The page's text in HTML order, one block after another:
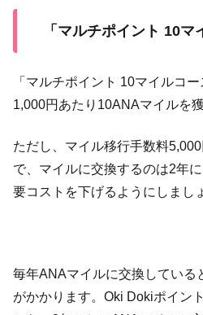
「マルチポイント 10マ
「マルチポイント 10マイルコ
1,000円あたり10ANAマイルを
ただし、マイル移行手数料
で、マイルに交換するのは2年
要コストを下げるようにしまし
毎年ANAマイルに交換している
がかかります。Oki Dokiポイン